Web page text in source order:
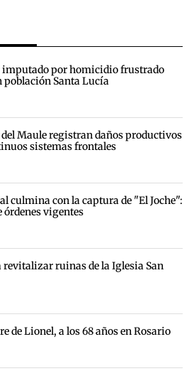
por homicidio frustrado
población Santa Lucía
Maule registran daños productivos
sistemas frontales
culmina con la captura de "El Joche":
órdenes vigentes
revitalizar ruinas de la Iglesia San
de Lionel, a los 68 años en Rosario